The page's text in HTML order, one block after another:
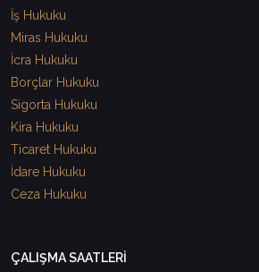
İş Hukuku
Miras Hukuku
İcra Hukuku
Borçlar Hukuku
Sigorta Hukuku
Kira Hukuku
Ticaret Hukuku
İdare Hukuku
Ceza Hukuku
ÇALIŞMA SAATLERİ